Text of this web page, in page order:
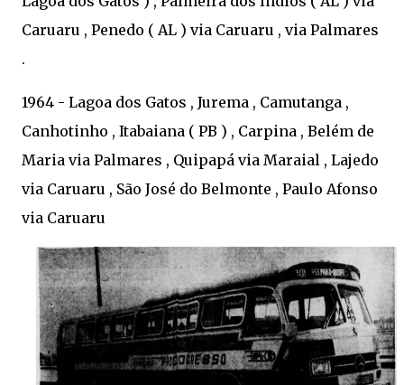
Caruaru , Penedo ( AL ) via Caruaru , via Palmares
.
1964 - Lagoa dos Gatos , Jurema , Camutanga ,
Canhotinho , Itabaiana ( PB ) , Carpina , Belém de
Maria via Palmares , Quipapá via Maraial , Lajedo
via Caruaru , São José do Belmonte , Paulo Afonso
via Caruaru